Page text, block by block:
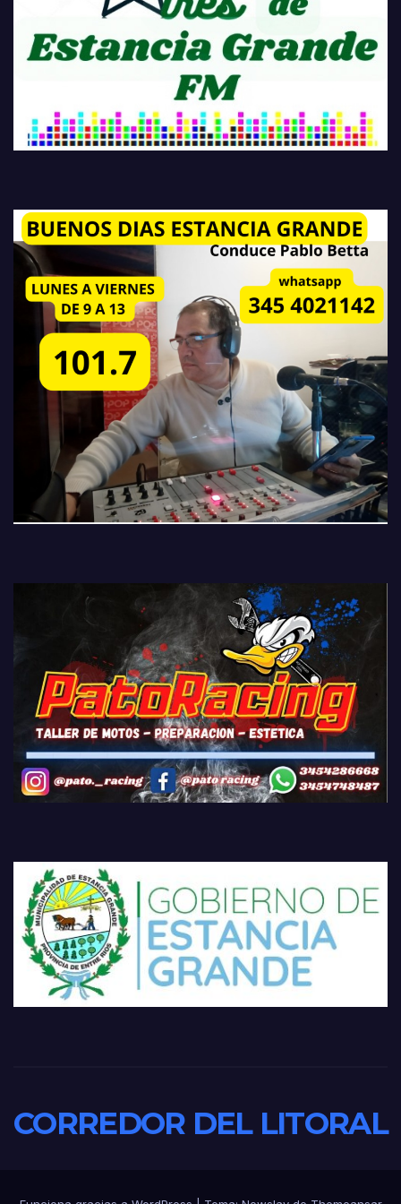
CORREDOR DEL LITORAL